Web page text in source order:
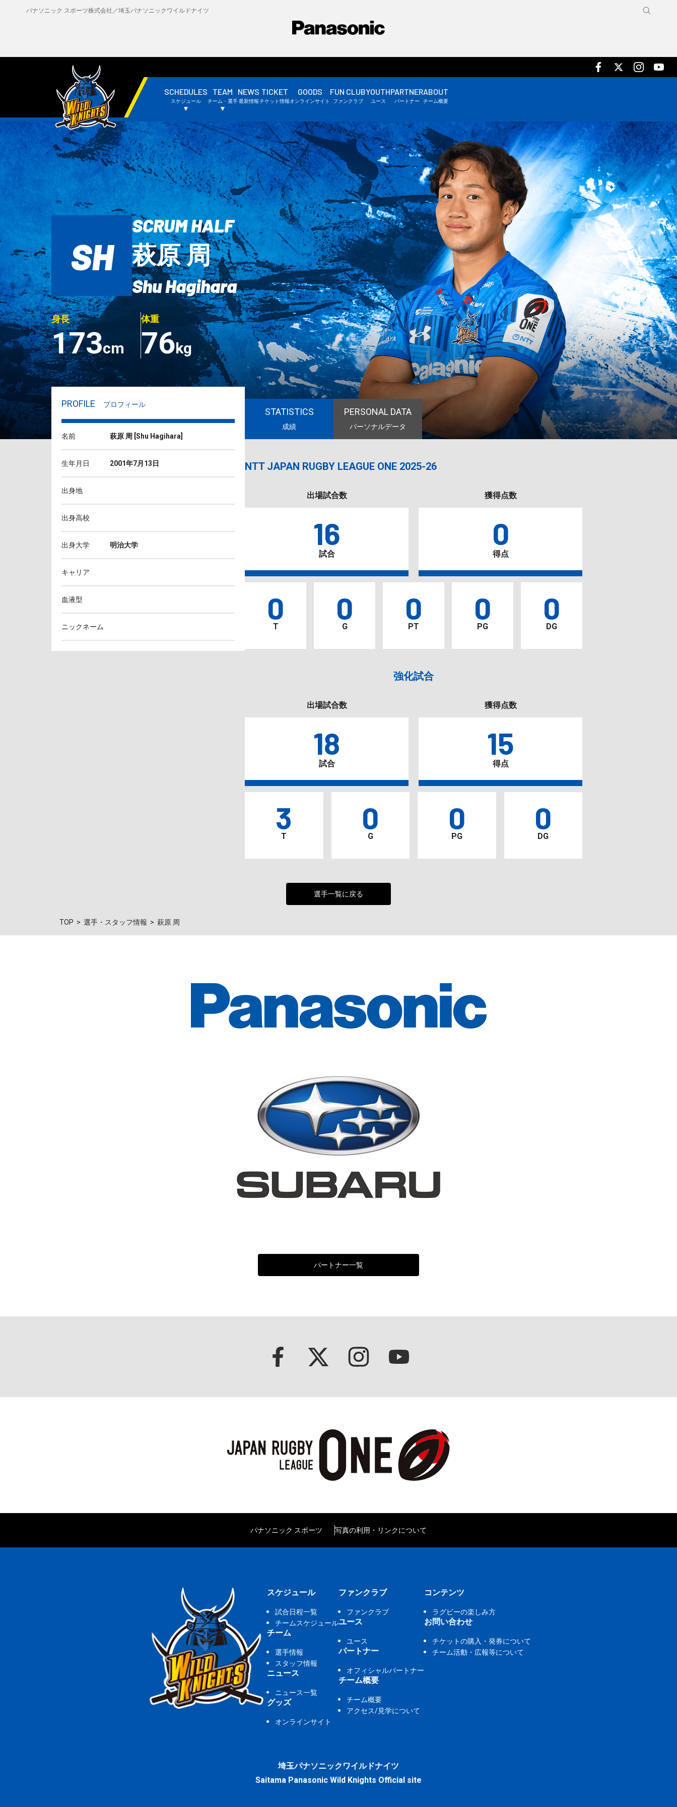
パナソニック スポーツ株式会社／埼玉パナソニックワイルドナイツ
SCHEDULES
スケジュール
▼
TEAM
チーム・選手
▼
NEWS
最新情報
TICKET
チケット情報
GOODS
オンラインサイト
FUN CLUB
ファンクラブ
YOUTH
ユース
PARTNER
パートナー
ABOUT
チーム概要
・試合日程・結果
・チームスケジュール
・選手情報
・スタッフ情報
SH
SCRUM HALF
萩原 周
Shu Hagihara
身長
173cm
体重
76kg
PROFILE プロフィール
名前 萩原 周 Shu Hagihara
生年月日 2001年7月13日
出身地
出身高校
出身大学 明治大学
キャリア
血液型
ニックネーム
STATISTICS
成績
PERSONAL DATA
パーソナルデータ
NTT JAPAN RUGBY LEAGUE ONE 2025-26
出場試合数
16
試合
獲得点数
0
得点
0
T
0
G
0
PT
0
PG
0
DG
強化試合
出場試合数
18
試合
獲得点数
15
得点
3
T
0
G
0
PG
0
DG
選手一覧に戻る
TOP 選手・スタッフ情報 萩原 周
パートナー一覧
パナソニック スポーツ 写真の利用・リンクについて
スケジュール
試合日程一覧
チームスケジュール
チーム
選手情報
スタッフ情報
ニュース
ニュース一覧
グッズ
オンラインサイト
ファンクラブ
ファンクラブ
ユース
ユース
パートナー
オフィシャルパートナー
チーム概要
チーム概要
アクセス/見学について
コンテンツ
ラグビーの楽しみ方
お問い合わせ
チケットの購入・発券について
チーム活動・広報等について
埼玉パナソニックワイルドナイツ
Saitama Panasonic Wild Knights Official site